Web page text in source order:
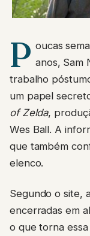
P oucas
anos, Sam
trabalho
um papel
of Zelda,
Wes Ball. A
que também
elenco.
Segundo o site,
encerradas em
o que torna